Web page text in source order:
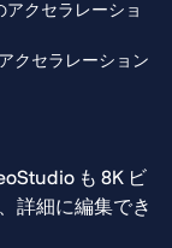
アクセラレーショ
クセラレーション
も 8K ビ
詳細に編集でき